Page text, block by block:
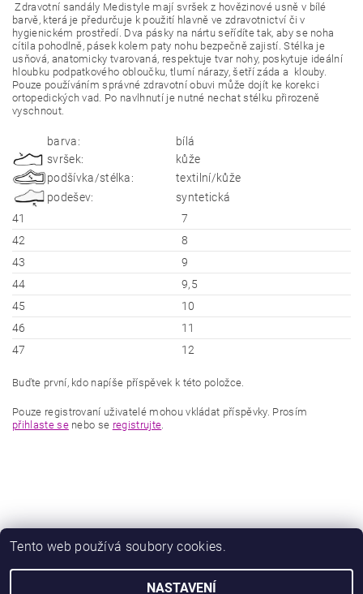
Zdravotní sandály Medistyle mají svršek z hovězinové usně v bílé
barvě, která je předurčuje k použití hlavně ve zdravotnictví či v
hygienickém prostředí. Dva pásky na nártu seřídíte tak, aby se noha
cítila pohodlně, pásek kolem paty nohu bezpečně zajistí. Stélka je
usňová, anatomicky tvarovaná, respektuje tvar nohy, poskytuje ideální
hloubku podpatkového obloučku, tlumí nárazy, šetří záda a klouby.
Pouze používáním správné zdravotní obuvi může dojít ke korekci
ortopedických vad. Po navlhnutí je nutné nechat stélku přirozeně
vyschnout.
barva:
bílá
svršek:
kůže
podšívka/stélka:
textilní/kůže
podešev:
syntetická
41
7
42
8
43
9
44
9,5
45
10
46
11
47
12
Buďte první, kdo napíše příspěvek k této položce.
Pouze registrovaní uživatelé mohou vkládat příspěvky. Prosím
přihlaste senebo se registrujte.
Heureka.cz
Tento web používá soubory cookies.
NASTAVENÍ